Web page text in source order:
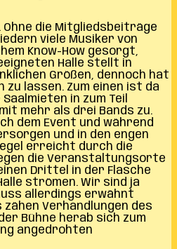
die Mitgliedsbeiträge
viele Musiker von
Know-How gesorgt,
Halle stellt in
Größen, dennoch hat
lassen. Zum einen ist da
in zum Teil
mehr als drei Bands zu.
dem Event und während
und in den engen
erreicht durch die
die Veranstaltungsorte
Drittel in der Flasche
strömen. Wir sind ja
allerdings erwähnt
Verhandlungen des
Bühne herab sich zum
angedrohten